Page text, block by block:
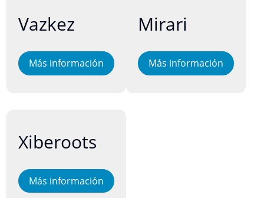
13
Vazkez
Más información
14
Mirari
Más información
14
Xiberoots
Más información